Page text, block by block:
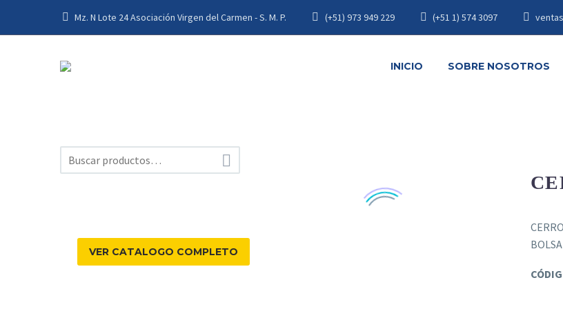
Mz. N Lote 24 Asociación Virgen del Carmen - S. M. P. (+51) 973 949 229 (+51 1) 574 3097
INICIO SOBRE NOSOTROS

VER CATALOGO COMPLETO